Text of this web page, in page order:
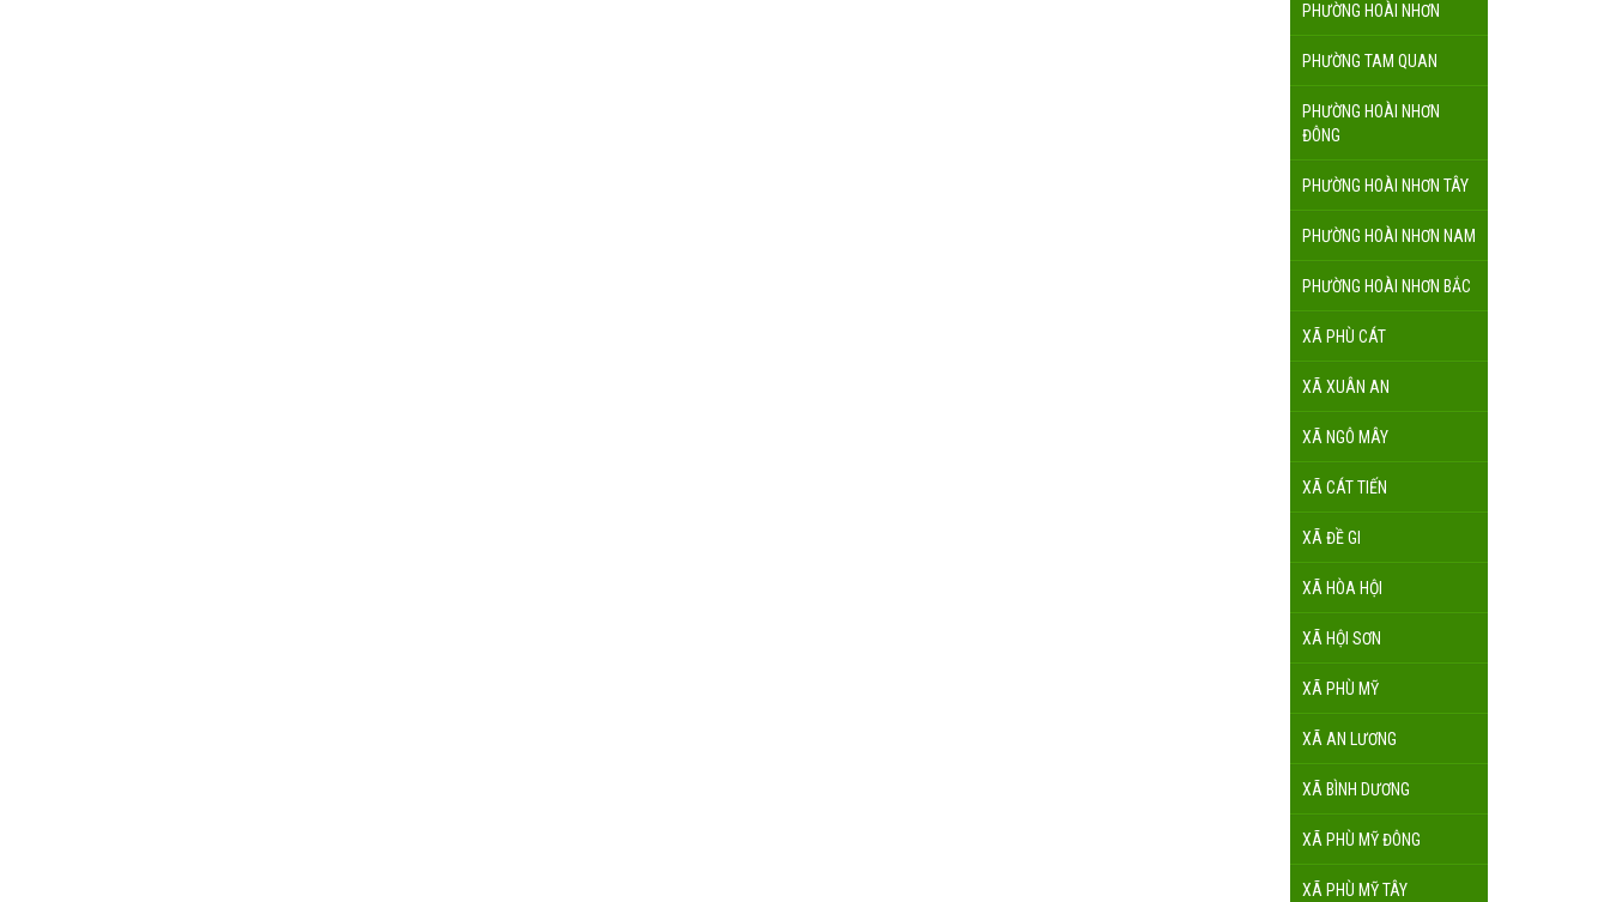
PHƯỜNG HOÀI NHƠN
PHƯỜNG TAM QUAN
PHƯỜNG HOÀI NHƠN
ĐÔNG
PHƯỜNG HOÀI NHƠN TÂY
PHƯỜNG HOÀI NHƠN NAM
PHƯỜNG HOÀI NHƠN BẮC
XÃ PHÙ CÁT
XÃ XUÂN AN
XÃ NGÔ MÂY
XÃ CÁT TIẾN
XÃ ĐỀ GI
XÃ HÒA HỘI
XÃ HỘI SƠN
XÃ PHÙ MỸ
XÃ AN LƯƠNG
XÃ BÌNH DƯƠNG
XÃ PHÙ MỸ ĐÔNG
XÃ PHÙ MỸ TÂY